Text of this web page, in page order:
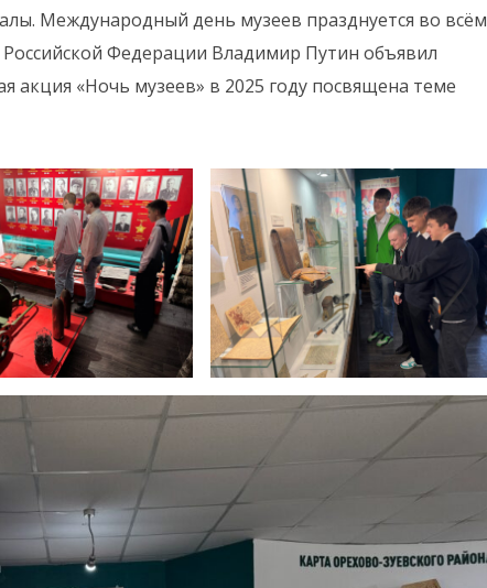
Международный день музеев празднуется во всём
Федерации Владимир Путин объявил
акция «Ночь музеев» в 2025 году посвящена теме